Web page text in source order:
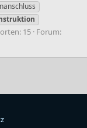
15 Forum: